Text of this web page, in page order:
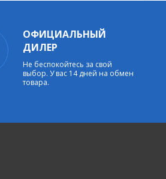
ОФИЦИАЛЬНЫЙ
ДИЛЕР
Не беспокойтесь за свой
выбор. У вас 14 дней на обмен
товара.